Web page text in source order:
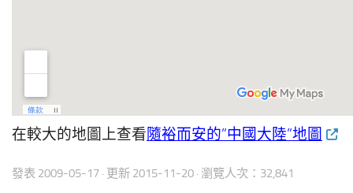
在較大的地圖上查看隨裕而安的”中國大陸”地圖
發表 2009-05-17 · 更新 2015-11-20 · 瀏覽人次：32,841